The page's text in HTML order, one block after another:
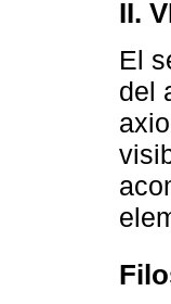
II.
El
del